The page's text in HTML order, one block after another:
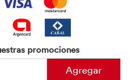
promociones
Agregar